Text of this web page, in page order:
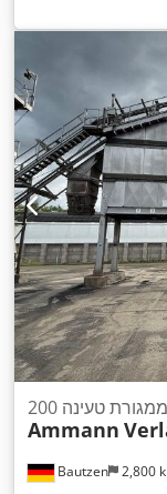
Bautzen 2,800
ממגורת טעינה 200
Ammann